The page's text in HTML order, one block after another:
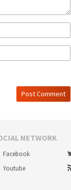
NETWORK
Facebook
Youtube